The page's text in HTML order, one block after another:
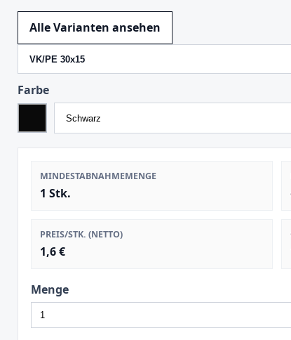
Alle Varianten ansehen
Farbe
MINDESTABNAHMEMENGE
1 Stk.
PREIS/STK. (NETTO)
1,6 €
Menge